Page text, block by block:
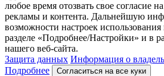
любое время отозвать свое согласие
рекламы и контента. Дальнейшую
возможности настроек
разделе «Подробнее/Настройки» и в
нашего веб-сайта.
Защита данных Информация о
Подробнее
Согласиться на все куки